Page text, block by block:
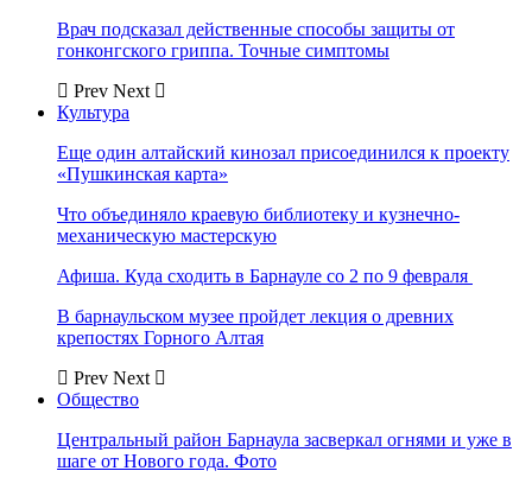
Врач подсказал действенные способы защиты от
гонконгского гриппа. Точные симптомы
Prev Next
Культура
Еще один алтайский кинозал присоединился к проекту
«Пушкинская карта»
Что объединяло краевую библиотеку и кузнечно-
механическую мастерскую
Афиша. Куда сходить в Барнауле со 2 по 9 февраля
В барнаульском музее пройдет лекция о древних
крепостях Горного Алтая
Prev Next
Общество
Центральный район Барнаула засверкал огнями и уже в
шаге от Нового года. Фото